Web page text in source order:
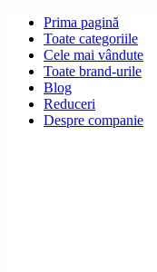
Prima pagină
Toate categoriile
Cele mai vândute
Toate brand-urile
Blog
Reduceri
Despre companie